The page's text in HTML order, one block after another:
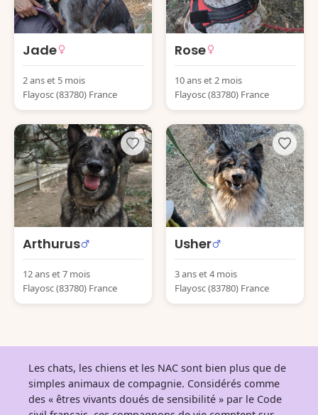
Jade
2 ans et 5 mois
Flayosc (83780) France
Rose
10 ans et 2 mois
Flayosc (83780) France
Arthurus
12 ans et 7 mois
Flayosc (83780) France
Usher
3 ans et 4 mois
Flayosc (83780) France
Les chats, les chiens et les NAC sont bien plus que de
simples animaux de compagnie. Considérés comme
des « êtres vivants doués de sensibilité » par le Code